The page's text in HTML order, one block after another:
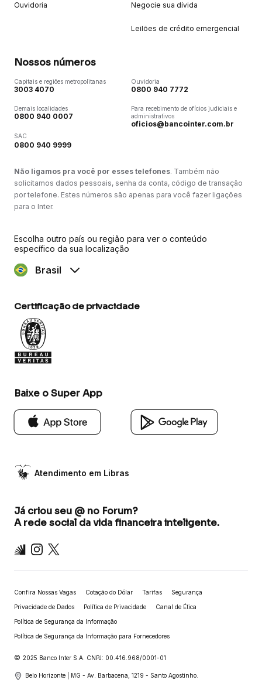
Ouvidoria Negocie sua dívida
Leilões de crédito emergencial
Nossos números
Capitais e regiões metropolitanas
3003 4070
Demais localidades
0800 940 0007
SAC
0800 940 9999
Ouvidoria
0800 940 7772
Para recebimento de ofícios judiciais e
administrativos
oficios@bancointer.com.br
Não ligamos pra você por esses telefones. Também não
solicitamos dados pessoais, senha da conta, código de transação
por telefone. Estes números são apenas para você fazer ligações
para o Inter.
Escolha outro país ou região para ver o conteúdo
específico da sua localização
Brasil
Certificação de privacidade
Baixe o Super App
Atendimento em Libras
Já criou seu @ no Forum?
A rede social da vida financeira inteligente.
Inter Instagram
X
Confira Nossas Vagas Cotação do Dólar Tarifas Segurança
Privacidade de Dados Política de Privacidade Canal de Ética
Política de Segurança da Informação
Política de Segurança da Informação para Fornecedores
© 2025 Banco Inter S.A. CNPJ: 00.416.968/0001-01
Belo Horizonte | MG - Av. Barbacena, 1219 - Santo Agostinho.